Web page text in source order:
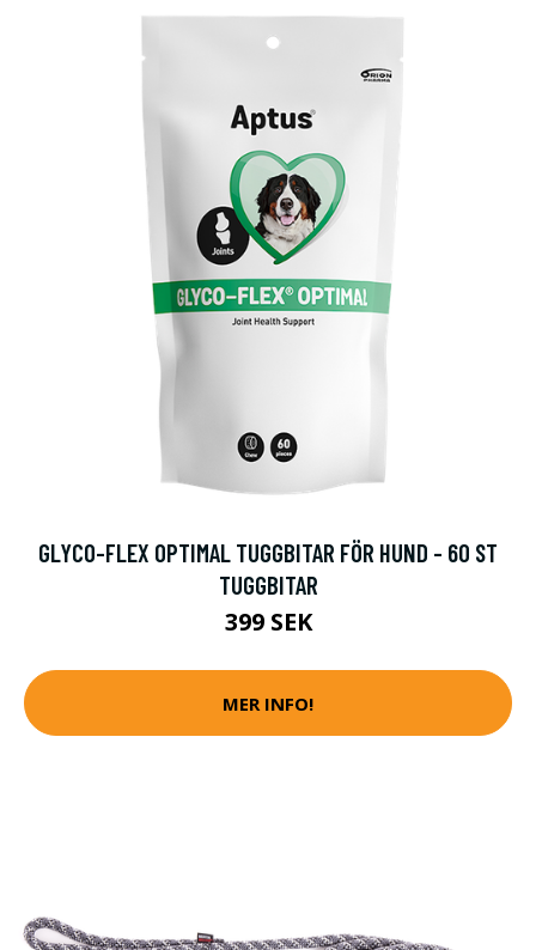
GLYCO-FLEX OPTIMAL TUGGBITAR FÖR HUND - 60 ST
TUGGBITAR
399 SEK
MER INFO!